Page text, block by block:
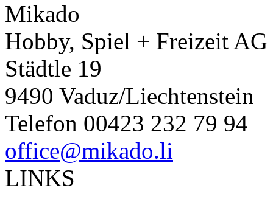
Mikado
Hobby, Spiel + Freizeit AG
Städtle 19
9490 Vaduz/Liechtenstein
Telefon 00423 232 79 94
office@mikado.li
LINKS